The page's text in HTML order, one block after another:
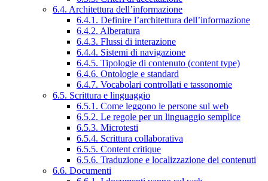
6.4. Architettura dell’informazione
6.4.1. Definire l’architettura dell’informazione
6.4.2. Alberatura
6.4.3. Flussi di interazione
6.4.4. Sistemi di navigazione
6.4.5. Tipologie di contenuto (content type)
6.4.6. Ontologie e standard
6.4.7. Vocabolari controllati e tassonomie
6.5. Scrittura e linguaggio
6.5.1. Come leggono le persone sul web
6.5.2. Le regole per un linguaggio semplice
6.5.3. Microtesti
6.5.4. Scrittura collaborativa
6.5.5. Content critique
6.5.6. Traduzione e localizzazione dei contenuti
6.6. Documenti